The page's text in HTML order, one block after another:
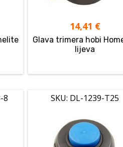
14,41 €
Glava trimera hobi
lijeva
8 SKU: DL-1239-T25